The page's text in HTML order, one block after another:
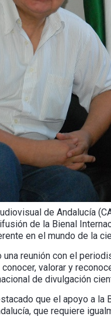
de Andalucía
de la Bienal
en el mundo de la
una reunión con el
valorar y
de divulgación
que el apoyo a
que requiere